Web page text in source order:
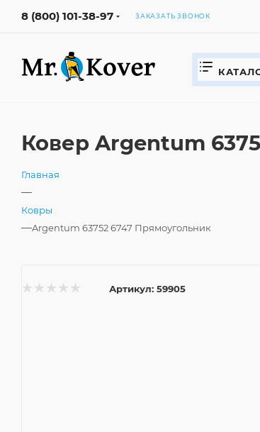
8 (800) 101-38-97 ЗАКАЗАТЬ ЗВОНОК
Ковер Argentum
Главная
—
Ковры
—Argentum 63752 6747 Прямоугольник
Артикул: 59905